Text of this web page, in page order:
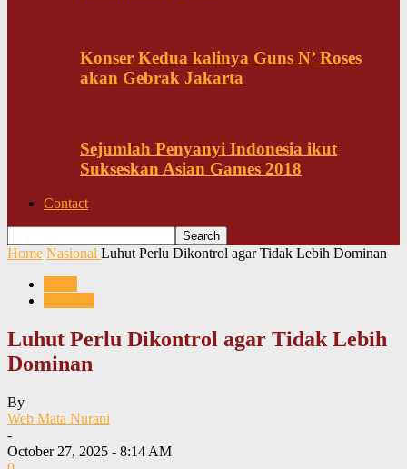
Konser Kedua kalinya Guns N’ Roses
akan Gebrak Jakarta
Sejumlah Penyanyi Indonesia ikut
Sukseskan Asian Games 2018
Contact
Home Nasional Luhut Perlu Dikontrol agar Tidak Lebih Dominan
Luhut Perlu Dikontrol agar Tidak Lebih
Dominan
By
Web Mata Nurani
-
October 27, 2025 - 8:14 AM